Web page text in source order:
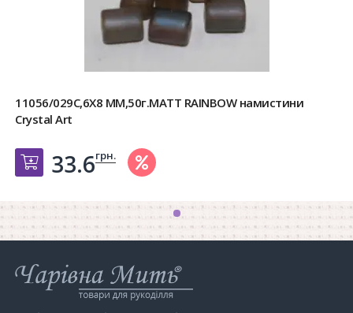
11056/029C,6X8 MM,50г.MATT RAINBOW намистини
Crystal Art
Добавить в корзину
33.6грн.
Інтернет-
магазин